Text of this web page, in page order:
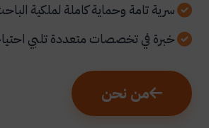
سرية تامة وحماية كاملة لملكية
خبرة في تخصصات متعددة تلبي
من نحن